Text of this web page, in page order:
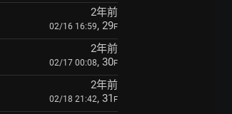
2年前
02/16 16:59, 29F
2年前
02/17 00:08, 30F
2年前
02/18 21:42, 31 F